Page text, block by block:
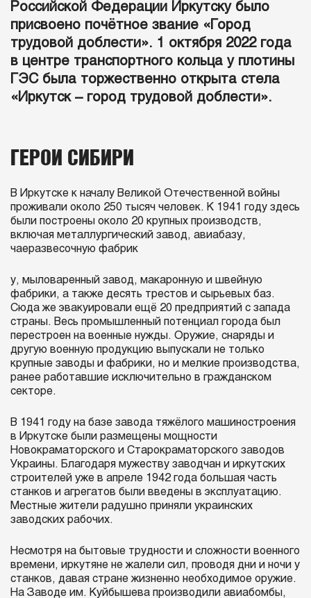
Российской Федерации Иркутску было
присвоено почётное звание «Город
трудовой доблести». 1 октября 2022 года
в центре транспортного кольца у плотины
ГЭС была торжественно открыта стела
«Иркутск – город трудовой доблести».
ГЕРОИ СИБИРИ
В Иркутске к началу Великой Отечественной войны
проживали около 250 тысяч человек. К 1941 году здесь
были построены около 20 крупных производств,
включая металлургический завод, авиабазу,
чаеразвесочную фабрик
у, мыловаренный завод, макаронную и швейную
фабрики, а также десять трестов и сырьевых баз.
Сюда же эвакуировали ещё 20 предприятий с запада
страны. Весь промышленный потенциал города был
перестроен на военные нужды. Оружие, снаряды и
другую военную продукцию выпускали не только
крупные заводы и фабрики, но и мелкие производства,
ранее работавшие исключительно в гражданском
секторе.
В 1941 году на базе завода тяжёлого машиностроения
в Иркутске были размещены мощности
Новокраматорского и Старокраматорского заводов
Украины. Благодаря мужеству заводчан и иркутских
строителей уже в апреле 1942 года большая часть
станков и агрегатов были введены в эксплуатацию.
Местные жители радушно приняли украинских
заводских рабочих.
Несмотря на бытовые трудности и сложности военного
времени, иркутяне не жалели сил, проводя дни и ночи у
станков, давая стране жизненно необходимое оружие.
На Заводе им. Куйбышева производили авиабомбы,